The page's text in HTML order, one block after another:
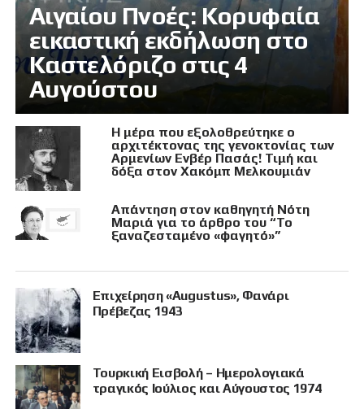
Αιγαίου Πνοές: Κορυφαία
εικαστική εκδήλωση στο
Καστελόριζο στις 4
Αυγούστου
Η μέρα που εξολοθρεύτηκε ο
αρχιτέκτονας της γενοκτονίας των
Αρμενίων Ενβέρ Πασάς! Τιμή και
δόξα στον Χακόμπ Μελκουμιάν
Απάντηση στον καθηγητή Νότη
Μαριά για το άρθρο του “Το
ξαναζεσταμένο «φαγητό»”
Επιχείρηση «Augustus», Φανάρι
Πρέβεζας 1943
Τουρκική Εισβολή – Ημερολογιακά
τραγικός Ιούλιος και Αύγουστος 1974